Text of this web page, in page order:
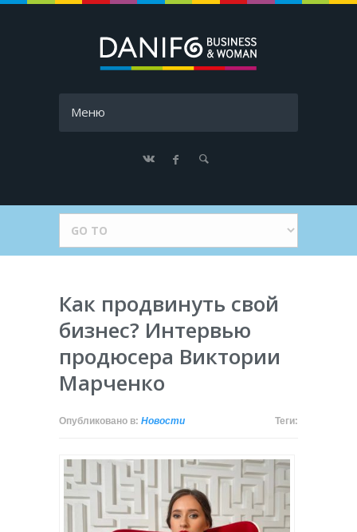
Меню
Как продвинуть свой
бизнес? Интервью
продюсера Виктории
Марченко
Опубликовано в: Новости Теги: